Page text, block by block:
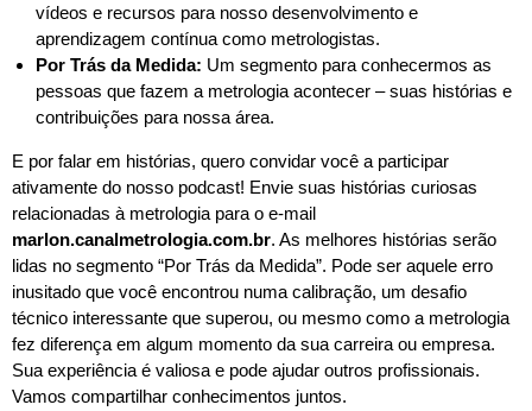
vídeos e recursos para nosso desenvolvimento e
aprendizagem contínua como metrologistas.
Por Trás da Medida: Um segmento para conhecermos as
pessoas que fazem a metrologia acontecer – suas histórias e
contribuições para nossa área.
E por falar em histórias, quero convidar você a participar
ativamente do nosso podcast! Envie suas histórias curiosas
relacionadas à metrologia para o e-mail
marlon.canalmetrologia.com.br. As melhores histórias serão
lidas no segmento “Por Trás da Medida”. Pode ser aquele erro
inusitado que você encontrou numa calibração, um desafio
técnico interessante que superou, ou mesmo como a metrologia
fez diferença em algum momento da sua carreira ou empresa.
Sua experiência é valiosa e pode ajudar outros profissionais.
Vamos compartilhar conhecimentos juntos.